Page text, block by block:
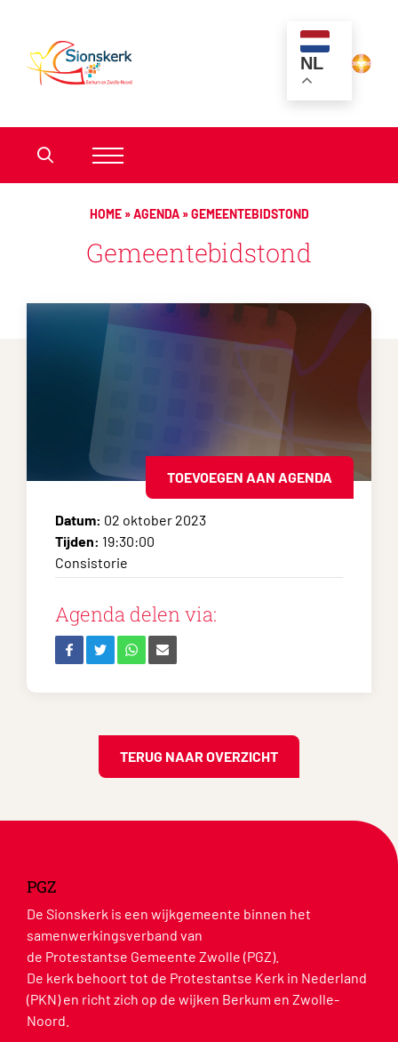
NL
HOME»AGENDA»GEMEENTEBIDSTOND
Gemeentebidstond
TOEVOEGEN AAN AGENDA
Datum: 02 oktober 2023
Tijden: 19:30:00
Consistorie
Agenda delen via:
TERUG NAAR OVERZICHT
PGZ
De Sionskerk is een wijkgemeente binnen het
samenwerkingsverband van
de Protestantse Gemeente Zwolle (PGZ).
De kerk behoort tot de Protestantse Kerk in Nederland
(PKN) en richt zich op de wijken Berkum en Zwolle-
Noord.